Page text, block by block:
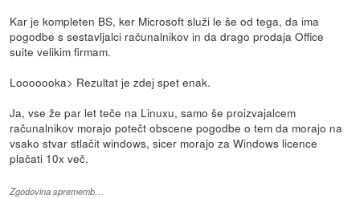
Kar je kompleten BS, ker Microsoft služi le še od tega, da ima
pogodbe s sestavljalci računalnikov in da drago prodaja Office
suite velikim firmam.
Looooooka> Rezultat je zdej spet enak.
Ja, vse že par let teče na Linuxu, samo še proizvajalcem
računalnikov morajo potečt obscene pogodbe o tem da morajo na
vsako stvar stlačit windows, sicer morajo za Windows licence
plačati 10x več.
Zgodovina sprememb…